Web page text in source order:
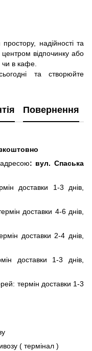
надійності та
відпочинку або
чи в кафе.
та створюйте
Повернення
: вул. Спаська
доставки 1-3 днів,
доставки 4-6 днів,
доставки 2-4 днів,
доставки 1-3 днів,
термін доставки 1-3
( термінал )